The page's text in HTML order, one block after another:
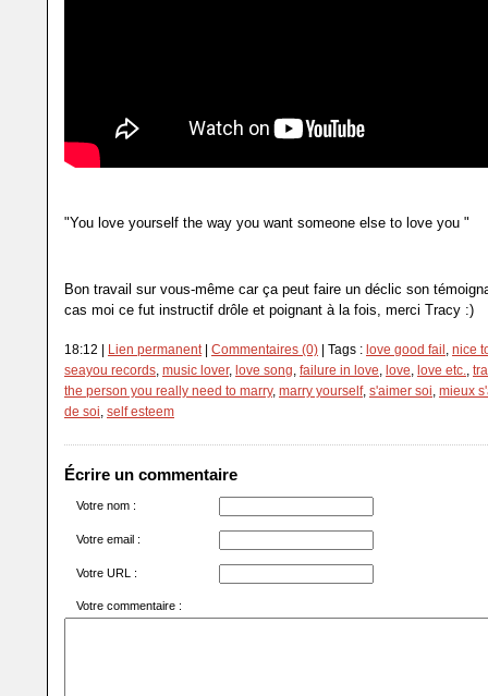
"You love yourself the way you want someone else to love you "
Bon travail sur vous-même car ça peut faire un déclic son
cas moi ce fut instructif drôle et poignant à la fois, merci Tracy :)
18:12 | Lien permanent| Commentaires (0) | Tags : love good fail, nice
seayou records, music lover, love song, failure in love, love, love etc.,
the person you really need to marry, marry yourself, s'aimer soi, mieux
de soi, self esteem
Écrire un commentaire
Votre nom :
Votre email :
Votre URL :
Votre commentaire :